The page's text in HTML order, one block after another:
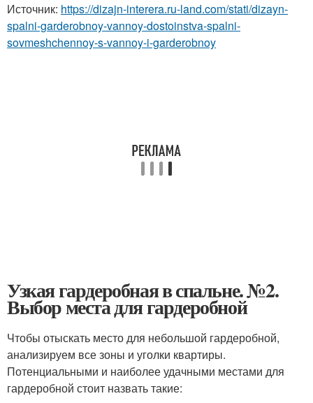
Источник: https://dizajn-interera.ru-land.com/stati/dizayn-
spalni-garderobnoy-vannoy-dostoinstva-spalni-
sovmeshchennoy-s-vannoy-i-garderobnoy
Узкая гардеробная в спальне. №2.
Выбор места для гардеробной
Чтобы отыскать место для небольшой гардеробной,
анализируем все зоны и уголки квартиры.
Потенциальными и наиболее удачными местами для
гардеробной стоит назвать такие: